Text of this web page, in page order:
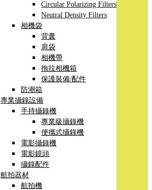
Circular Polarizing Filters
Neutral Density Filters
相機袋
背囊
肩袋
相機帶
拖拉相機箱
保護裝備/配件
防潮箱
專業攝錄設備
手持攝錄機
專業級攝錄機
便攜式攝錄機
電影攝錄機
電影鏡頭
攝錄配件
航拍器材
航拍機